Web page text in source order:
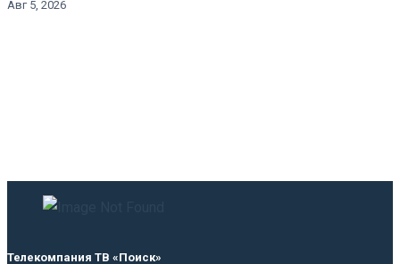
Авг 5, 2026
Телекомпания ТВ «Поиск»